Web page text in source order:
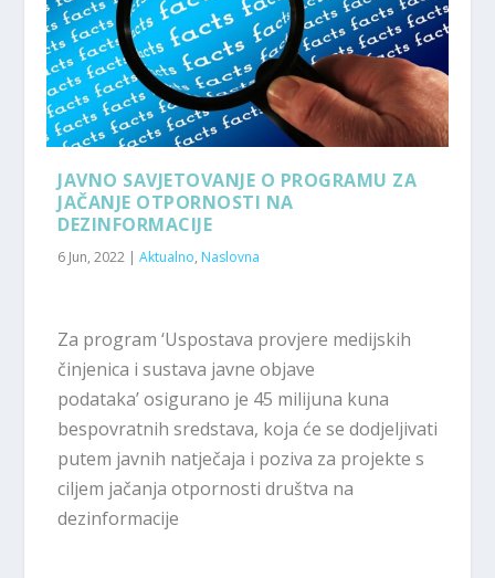
JAVNO SAVJETOVANJE O PROGRAMU ZA
JAČANJE OTPORNOSTI NA
DEZINFORMACIJE
6 Jun, 2022 |Aktualno, Naslovna
Za program ‘Uspostava provjere medijskih
činjenica i sustava javne objave
podataka’ osigurano je 45 milijuna kuna
bespovratnih sredstava, koja će se dodjeljivati
putem javnih natječaja i poziva za projekte s
ciljem jačanja otpornosti društva na
dezinformacije